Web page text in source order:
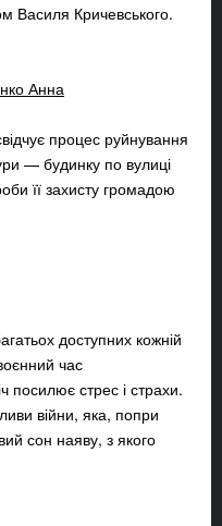
Василя Кричевського.
Анна
процес руйнування
— будинку по вулиці
її захисту громадою
доступних кожній
час
посилює стрес і страхи.
війни, яка, попри
сон наяву, з якого